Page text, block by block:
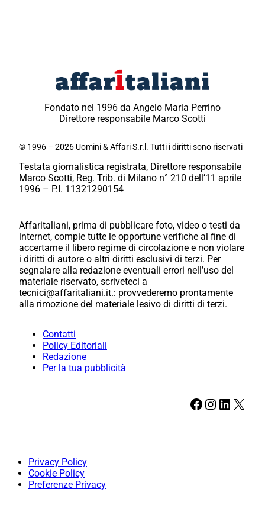
Fondato nel 1996 da Angelo Maria Perrino
Direttore responsabile Marco Scotti
© 1996 – 2026 Uomini & Affari S.r.l. Tutti i diritti sono riservati
Testata giornalistica registrata, Direttore responsabile
Marco Scotti, Reg. Trib. di Milano n° 210 dell’11 aprile
1996 – P.I. 11321290154
Affaritaliani, prima di pubblicare foto, video o testi da
internet, compie tutte le opportune verifiche al fine di
accertarne il libero regime di circolazione e non violare
i diritti di autore o altri diritti esclusivi di terzi. Per
segnalare alla redazione eventuali errori nell’uso del
materiale riservato, scriveteci a
tecnici@affaritaliani.it.: provvederemo prontamente
alla rimozione del materiale lesivo di diritti di terzi.
Contatti
Policy Editoriali
Redazione
Per la tua pubblicità
Facebook Instagram LinkedIn X
Privacy Policy
Cookie Policy
Preferenze Privacy